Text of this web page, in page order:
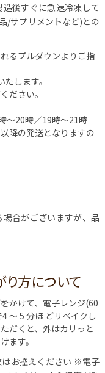
後すぐに急速冷凍して
/サプリメントなど)との
るプルダウンよりご指
します。
ださい。
～20時／19時～21時
降の発送となりますの
合がございますが、品
方について
かけて、電子レンジ(60
～ 5 分ほ どリベイクし
だくと、外はカリっと
ます。
お控えください ※電子